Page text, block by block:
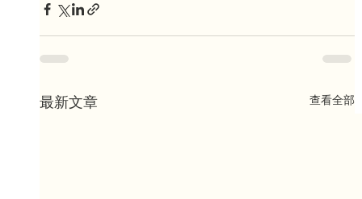
最新文章 查看全部